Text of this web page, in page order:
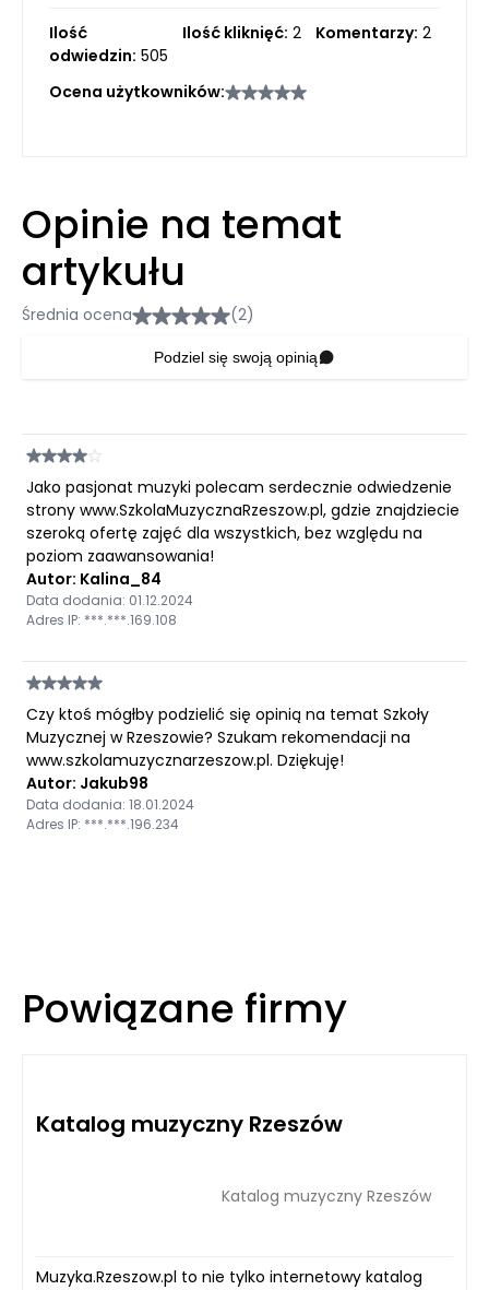
Ilość
odwiedzin: 505
Ilość kliknięć: 2 Komentarzy: 2
Ocena użytkowników:
Opinie na temat
artykułu
Średnia ocena (2)
Podziel się swoją opinią
Jako pasjonat muzyki polecam serdecznie odwiedzenie
strony www.SzkolaMuzycznaRzeszow.pl, gdzie znajdziecie
szeroką ofertę zajęć dla wszystkich, bez względu na
poziom zaawansowania!
Autor: Kalina_84
Data dodania: 01.12.2024
Adres IP: ***.***.169.108
Czy ktoś mógłby podzielić się opinią na temat Szkoły
Muzycznej w Rzeszowie? Szukam rekomendacji na
www.szkolamuzycznarzeszow.pl. Dziękuję!
Autor: Jakub98
Data dodania: 18.01.2024
Adres IP: ***.***.196.234
Powiązane firmy
Katalog muzyczny Rzeszów
Katalog muzyczny Rzeszów
Muzyka.Rzeszow.pl to nie tylko internetowy katalog